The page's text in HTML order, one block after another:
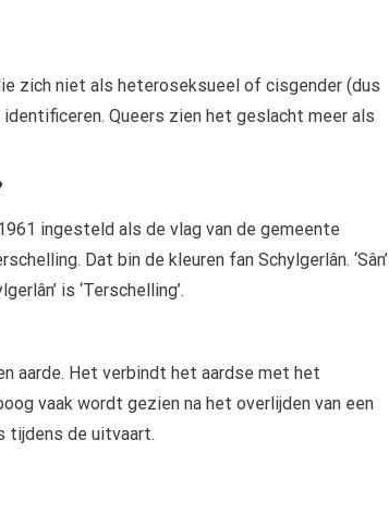
zich niet als heteroseksueel of cisgender (dus
Queers zien het geslacht meer als
ingesteld als de vlag van de gemeente
Dat bin de kleuren fan Schylgerlân. ‘Sân’
is ‘Terschelling’.
aarde. Het verbindt het aardse met het
vaak wordt gezien na het overlijden van een
tijdens de uitvaart.